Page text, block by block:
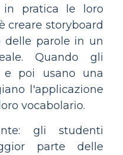
pratica le loro
creare storyboard
delle parole in un
Quando gli
e poi usano una
l'applicazione
vocabolario.
gli studenti
parte delle